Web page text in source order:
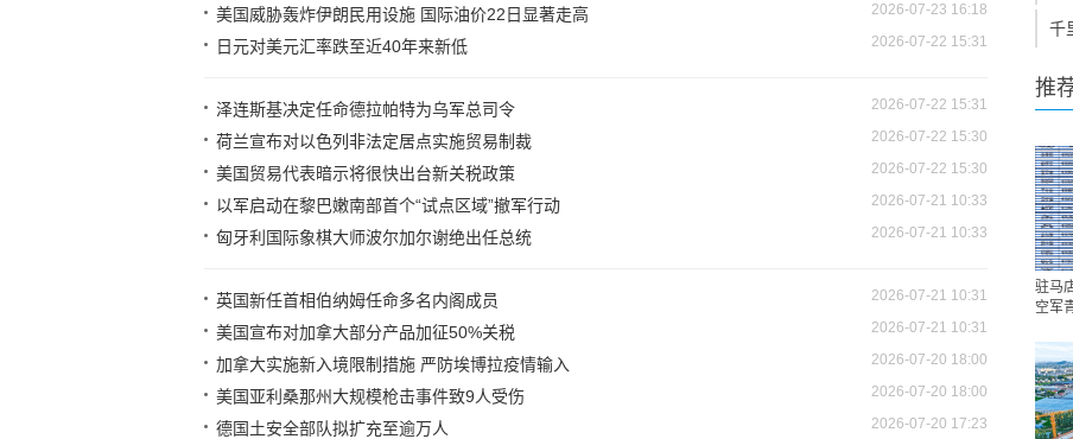
美国威胁轰炸伊朗民用设施 国际油价22日显著走高 2026-07-23 16:18
日元对美元汇率跌至近40年来新低 2026-07-22 15:31
泽连斯基决定任命德拉帕特为乌军总司令 2026-07-22 15:31
荷兰宣布对以色列非法定居点实施贸易制裁 2026-07-22 15:30
美国贸易代表暗示将很快出台新关税政策 2026-07-22 15:30
以军启动在黎巴嫩南部首个“试点区域”撤军行动 2026-07-21 10:33
匈牙利国际象棋大师波尔加尔谢绝出任总统 2026-07-21 10:33
英国新任首相伯纳姆任命多名内阁成员 2026-07-21 10:31
美国宣布对加拿大部分产品加征50%关税 2026-07-21 10:31
加拿大实施新入境限制措施 严防埃博拉疫情输入 2026-07-20 18:00
美国亚利桑那州大规模枪击事件致9人受伤 2026-07-20 18:00
德国土安全部队拟扩充至逾万人 2026-07-20 17:23
千
推
驻马
空军